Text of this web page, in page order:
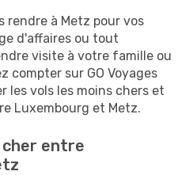
rendre à Metz pour vos
d'affaires ou tout
visite à votre famille ou
compter sur GO Voyages
les vols les moins chers et
Luxembourg et Metz.
cher entre